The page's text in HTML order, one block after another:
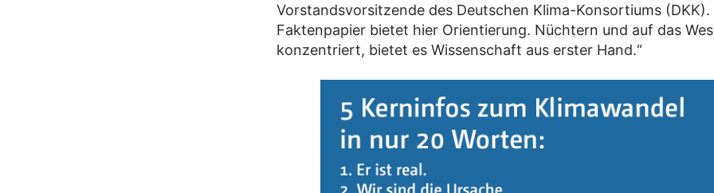
Vorstandsvorsitzende des Deutschen Klima-Konsortiums (DKK).
Faktenpapier bietet hier Orientierung. Nüchtern und auf das
konzentriert, bietet es Wissenschaft aus erster Hand.“